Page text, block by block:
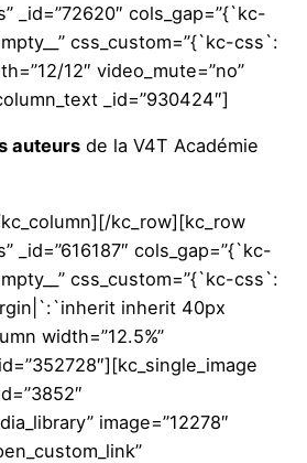
_id=”72620″ cols_gap=”{`kc-
css_custom=”{`kc-css`:
12″ video_mute=”no”
_id=”930424″]
auteurs de la V4T Académie
kc_row][kc_row
_id=”616187″ cols_gap=”{`kc-
css_custom=”{`kc-css`:
inherit 40px
width=”12.5%”
image=”12278″